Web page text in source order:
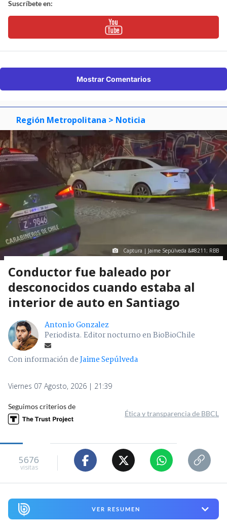
Suscríbete en:
Mostrar Comentarios
Región Metropolitana > Noticia
Captura | Jaime Sepúlveda &#8211; RBB
Conductor fue baleado por
desconocidos cuando estaba al
interior de auto en Santiago
Antonio Gonzalez
Periodista. Editor nocturno en BioBioChile
Con información deJaime Sepúlveda
Viernes 07 Agosto, 2026 | 21:39
Seguimos criterios de
Ética y transparencia de BBCL
5676
visitas
VER RESUMEN